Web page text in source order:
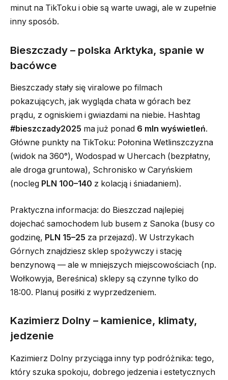
minut na TikToku i obie są warte uwagi, ale w zupełnie
inny sposób.
Bieszczady – polska Arktyka, spanie w
bacówce
Bieszczady stały się viralowe po filmach
pokazujących, jak wygląda chata w górach bez
prądu, z ogniskiem i gwiazdami na niebie. Hashtag
#bieszczady2025 ma już ponad 6 mln wyświetleń.
Główne punkty na TikToku: Połonina Wetlinszczyzna
(widok na 360°), Wodospad w Uhercach (bezpłatny,
ale droga gruntowa), Schronisko w Caryńskiem
(nocleg PLN 100–140 z kolacją i śniadaniem).
Praktyczna informacja: do Bieszczad najlepiej
dojechać samochodem lub busem z Sanoka (busy co
godzinę, PLN 15–25 za przejazd). W Ustrzykach
Górnych znajdziesz sklep spożywczy i stację
benzynową — ale w mniejszych miejscowościach (np.
Wołkowyja, Bereśnica) sklepy są czynne tylko do
18:00. Planuj posiłki z wyprzedzeniem.
Kazimierz Dolny – kamienice, klimaty,
jedzenie
Kazimierz Dolny przyciąga inny typ podróżnika: tego,
który szuka spokoju, dobrego jedzenia i estetycznych